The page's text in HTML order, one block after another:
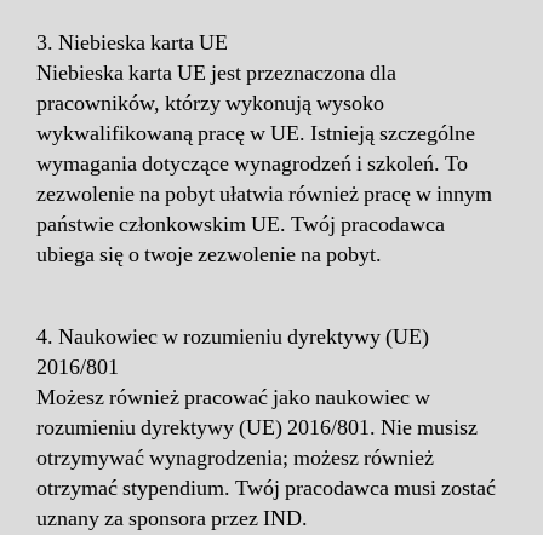
3. Niebieska karta UE
Niebieska karta UE jest przeznaczona dla
pracowników, którzy wykonują wysoko
wykwalifikowaną pracę w UE. Istnieją szczególne
wymagania dotyczące wynagrodzeń i szkoleń. To
zezwolenie na pobyt ułatwia również pracę w innym
państwie członkowskim UE. Twój pracodawca
ubiega się o twoje zezwolenie na pobyt.
4. Naukowiec w rozumieniu dyrektywy (UE)
2016/801
Możesz również pracować jako naukowiec w
rozumieniu dyrektywy (UE) 2016/801. Nie musisz
otrzymywać wynagrodzenia; możesz również
otrzymać stypendium. Twój pracodawca musi zostać
uznany za sponsora przez IND.